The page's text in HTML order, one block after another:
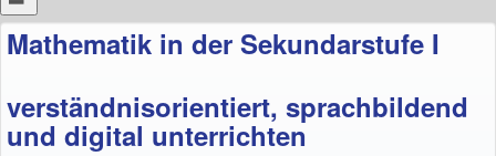
Mathematik in der Sekundarstufe I
verständnisorientiert, sprachbildend
und digital unterrichten